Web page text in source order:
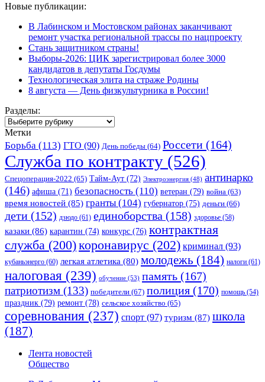
Новые публикации:
В Лабинском и Мостовском районах заканчивают
ремонт участка региональной трассы по нацпроекту
Стань защитником страны!
Выборы-2026: ЦИК зарегистрировал более 3000
кандидатов в депутаты Госдумы
Технологическая элита на страже Родины
8 августа — День физкультурника в России!
Разделы:
Разделы:
Метки
Борьба (113) ГТО (90) День победы (64) Россети (164)
Служба по контракту (526)
Спецоперация-2022 (65) Тайм-Аут (72) Электроэнергия (48) антинарко
(146) афиша (71) безопасность (110) ветеран (79) война (63)
время новостей (85) гранты (104) губернатор (75) деньги (66)
дети (152) дзюдо (61) единоборства (158) здоровье (58)
казаки (86) карантин (74) конкурс (76) контрактная
служба (200)коронавирус (202) криминал (93)
кубаньэнерго (60) легкая атлетика (80) молодежь (184) налоги (61)
налоговая (239) обучение (53) память (167)
патриотизм (133) победители (67) полиция (170) помощь (54)
праздник (79) ремонт (78) сельское хозяйство (65)
соревнования (237) спорт (97) туризм (87) школа
(187)
Лента новостей
Общество